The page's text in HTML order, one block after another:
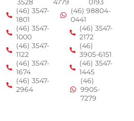
3528
4779
0193
(46) 3547-
1801
(46) 98804-
0441
(46) 3547-
1000
(46) 3547-
2172
(46) 3547-
1122
(46)
3905-6151
(46) 3547-
1674
(46) 3547-
1445
(46) 3547-
2964
(46)
9905-
7279